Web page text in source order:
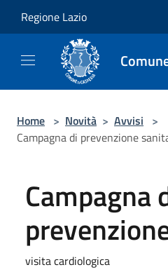
Regione Lazio
Home > Novità > Avvisi >
Campagna di prevenzione
Campagna
visita cardiologica